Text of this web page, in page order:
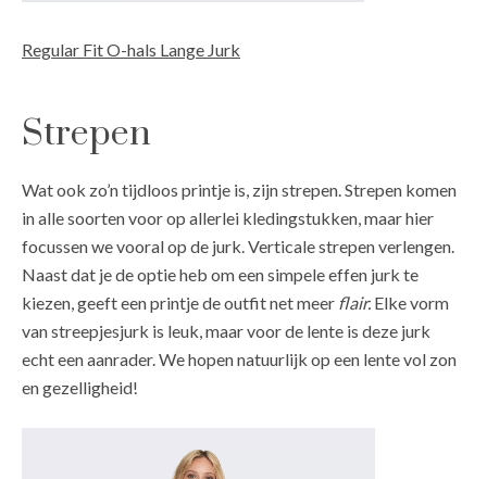
Regular Fit O-hals Lange Jurk
Strepen
Wat ook zo’n tijdloos printje is, zijn strepen. Strepen komen
in alle soorten voor op allerlei kledingstukken, maar hier
focussen we vooral op de jurk. Verticale strepen verlengen.
Naast dat je de optie heb om een simpele effen jurk te
kiezen, geeft een printje de outfit net meer flair. Elke vorm
van streepjesjurk is leuk, maar voor de lente is deze jurk
echt een aanrader. We hopen natuurlijk op een lente vol zon
en gezelligheid!